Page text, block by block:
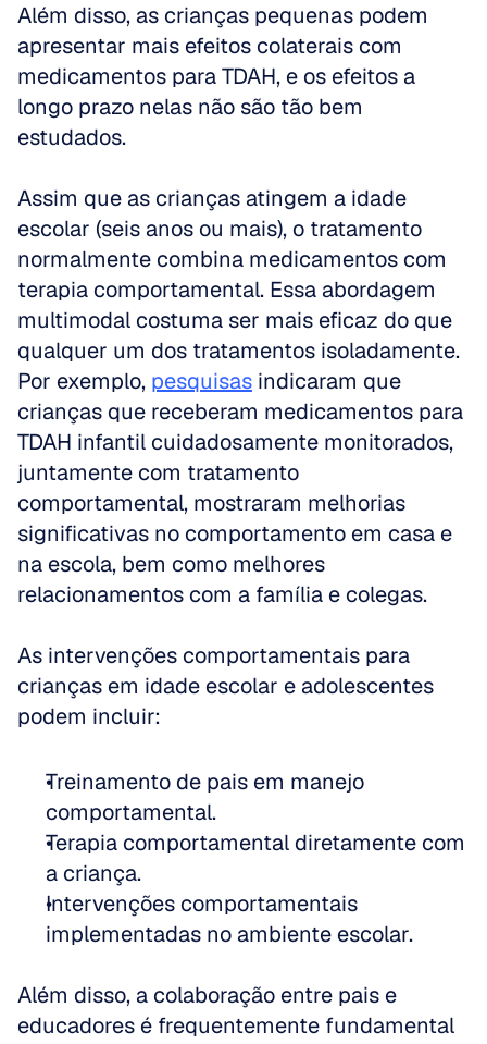
Além disso, as crianças pequenas podem
apresentar mais efeitos colaterais com
medicamentos para TDAH, e os efeitos a
longo prazo nelas não são tão bem
estudados.
Assim que as crianças atingem a idade
escolar (seis anos ou mais), o tratamento
normalmente combina medicamentos com
terapia comportamental. Essa abordagem
multimodal costuma ser mais eficaz do que
qualquer um dos tratamentos isoladamente.
Por exemplo, pesquisas indicaram que
crianças que receberam medicamentos para
TDAH infantil cuidadosamente monitorados,
juntamente com tratamento
comportamental, mostraram melhorias
significativas no comportamento em casa e
na escola, bem como melhores
relacionamentos com a família e colegas.
As intervenções comportamentais para
crianças em idade escolar e adolescentes
podem incluir:
Treinamento de pais em manejo
comportamental.
Terapia comportamental diretamente com
a criança.
Intervenções comportamentais
implementadas no ambiente escolar.
Além disso, a colaboração entre pais e
educadores é frequentemente fundamental